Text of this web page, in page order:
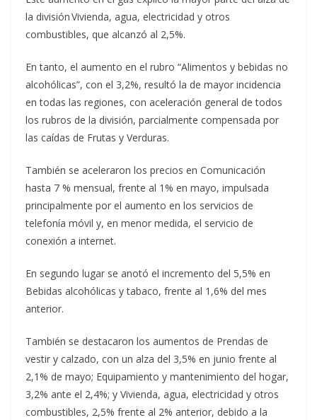
la división Vivienda, agua, electricidad y otros
combustibles, que alcanzó al 2,5%.
En tanto, el aumento en el rubro “Alimentos y bebidas no
alcohólicas”, con el 3,2%, resultó la de mayor incidencia
en todas las regiones, con aceleración general de todos
los rubros de la división, parcialmente compensada por
las caídas de Frutas y Verduras.
También se aceleraron los precios en Comunicación
hasta 7 % mensual, frente al 1% en mayo, impulsada
principalmente por el aumento en los servicios de
telefonía móvil y, en menor medida, el servicio de
conexión a internet.
En segundo lugar se anotó el incremento del 5,5% en
Bebidas alcohólicas y tabaco, frente al 1,6% del mes
anterior.
También se destacaron los aumentos de Prendas de
vestir y calzado, con un alza del 3,5% en junio frente al
2,1% de mayo; Equipamiento y mantenimiento del hogar,
3,2% ante el 2,4%; y Vivienda, agua, electricidad y otros
combustibles, 2,5% frente al 2% anterior, debido a la